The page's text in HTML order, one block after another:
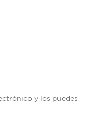
y los puedes